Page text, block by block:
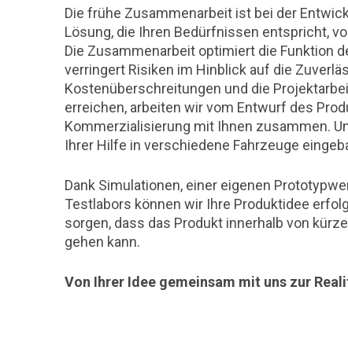
Die frühe Zusammenarbeit ist bei der
Lösung, die Ihren Bedürfnissen entspricht,
Die Zusammenarbeit optimiert die Funktion
verringert Risiken im Hinblick auf die
Kostenüberschreitungen und die
erreichen, arbeiten wir vom Entwurf des
Kommerzialisierung mit Ihnen zusammen.
Ihrer Hilfe in verschiedene Fahrzeuge
Dank Simulationen, einer eigenen
Testlabors können wir Ihre Produktidee
sorgen, dass das Produkt innerhalb von
gehen kann.
Von Ihrer Idee gemeinsam mit uns zur